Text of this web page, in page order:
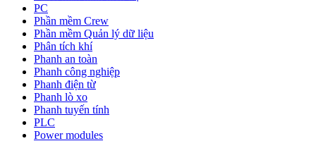
PC
Phần mềm Crew
Phần mềm Quản lý dữ liệu
Phân tích khí
Phanh an toàn
Phanh công nghiệp
Phanh điện từ
Phanh lò xo
Phanh tuyến tính
PLC
Power modules